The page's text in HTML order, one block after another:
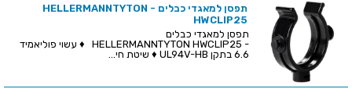
תפסן למאגדי כבלים - HELLERMANNTYTON
HWCLIP25
תפסן למאגדי כבלים
- HELLERMANNTYTON HWCLIP25 ♦ עשוי פוליאמיד
6.6 בתקן UL94V-HB ♦ שיטת חי...